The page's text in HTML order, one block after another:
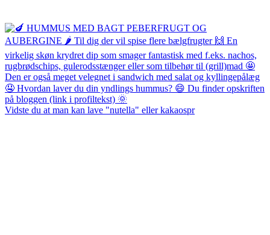
Vidste du at man kan lave "nutella" eller kakaospr